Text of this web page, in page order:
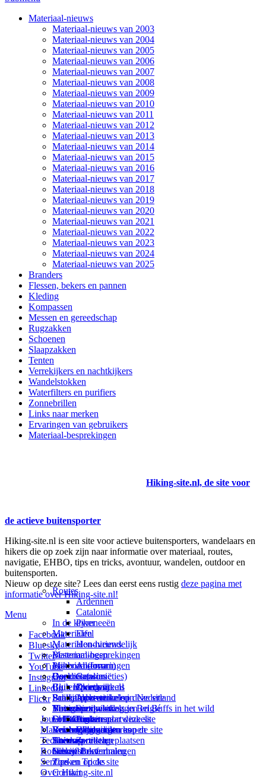
Materiaal-nieuws
Materiaal-nieuws van 2003
Materiaal-nieuws van 2004
Materiaal-nieuws van 2005
Materiaal-nieuws van 2006
Materiaal-nieuws van 2007
Materiaal-nieuws van 2008
Materiaal-nieuws van 2009
Materiaal-nieuws van 2010
Materiaal-nieuws van 2011
Materiaal-nieuws van 2012
Materiaal-nieuws van 2013
Materiaal-nieuws van 2014
Materiaal-nieuws van 2015
Materiaal-nieuws van 2016
Materiaal-nieuws van 2017
Materiaal-nieuws van 2018
Materiaal-nieuws van 2019
Materiaal-nieuws van 2020
Materiaal-nieuws van 2021
Materiaal-nieuws van 2022
Materiaal-nieuws van 2023
Materiaal-nieuws van 2024
Materiaal-nieuws van 2025
Branders
Flessen, bekers en pannen
Kleding
Kompassen
Messen en gereedschap
Rugzakken
Schoenen
Slaapzakken
Tenten
Verrekijkers en nachtkijkers
Wandelstokken
Waterfilters en purifiers
Zonnebrillen
Links naar merken
Ervaringen van gebruikers
Materiaal-besprekingen
Hiking-site.nl, de site voor
de actieve buitensporter
Hiking-site.nl is een site voor actieve buitensporters, wandelaars en
hikers die op zoek zijn naar informatie over materiaal, routes,
navigatie, EHBO, tips en tricks, avontuur, wandelen, outdoor en
buitensporten.
Nieuw op deze site? Lees dan eerst eens rustig deze pagina met
informatie over Hiking-site.nl!
Menu
Facebook
Bluesky
Twitter
YouTube
Instagram
LinkedIn
Flickr
Jouw Hiking-site.nl
Prikbord (forum)
Goodies (winacties)
Club Hiking-site.nl
Schrijfblok-artikelen
Virtuele exposities
Fotoalbums
Materialen: kiezen en kopen
In de kijker
Materialen
Materialen-nieuws
Materiaal-besprekingen
Materiaal-ervaringen
Boekrecensies
Buitensportwinkels
Buitensportwinkels in Nederland
Buitensportwinkels in Belgié
Online buitensportwinkels
Reisboekhandels
Technieken
Navigatie
EHBO
Verzorging
Thema-artikelen
Routes en Bestemmingen
Routes
Ardennen
Catalonië
Pyreneeën
Eifel
Hondvriendelijk
Bestemmingen
Andorra
Catalonië
Zweden
Paalkamperen
Thema-artikelen
Andorra
Catalonië
Zweden
Schrijfblokverhalen
Service
Buitensportvacatures
Buitensportstageplaatsen
Links
Tips en Tricks
Over Hiking-site.nl
Deze site
Over mij
Adverteren op deze site
Summit-vlaggen en Buffs in het wild
Linken naar deze site
Wijzigingen aan de site
Sitemap
Nieuwsbrief
Zoeken op de site
Contact